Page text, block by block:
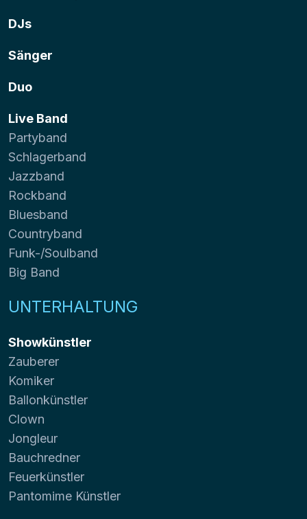
DJs
Sänger
Duo
Live Band
Partyband
Schlagerband
Jazzband
Rockband
Bluesband
Countryband
Funk-/Soulband
Big Band
UNTERHALTUNG
Showkünstler
Zauberer
Komiker
Ballonkünstler
Clown
Jongleur
Bauchredner
Feuerkünstler
Pantomime Künstler